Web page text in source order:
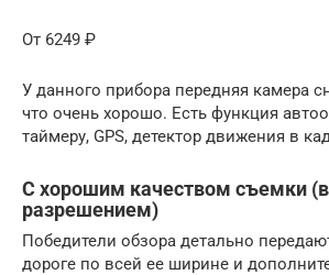
От 6249 ₽
У данного прибора передняя камера
что очень хорошо. Есть функция
таймеру, GPS, детектор движения в
С хорошим качеством съемки
разрешением)
Победители обзора детально
дороге по всей ее ширине и